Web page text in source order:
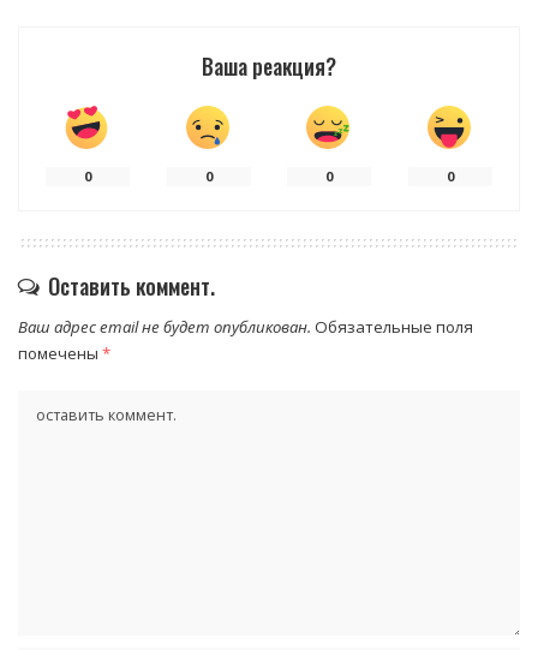
Ваша реакция?
0 0 0 0
Оставить коммент.
Ваш адрес email не будет опубликован. Обязательные поля
помечены *